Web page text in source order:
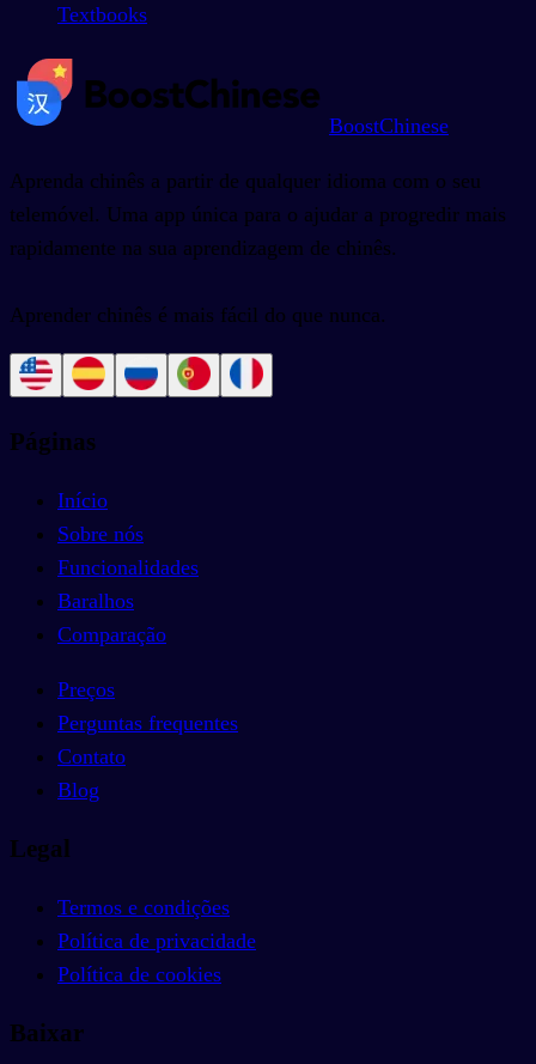
Textbooks
BoostChinese
Aprenda chinês a partir de qualquer idioma com o seu
telemóvel. Uma app única para o ajudar a progredir mais
rapidamente na sua aprendizagem de chinês.
Aprender chinês é mais fácil do que nunca.
Páginas
Início
Sobre nós
Funcionalidades
Baralhos
Comparação
Preços
Perguntas frequentes
Contato
Blog
Legal
Termos e condições
Política de privacidade
Política de cookies
Baixar